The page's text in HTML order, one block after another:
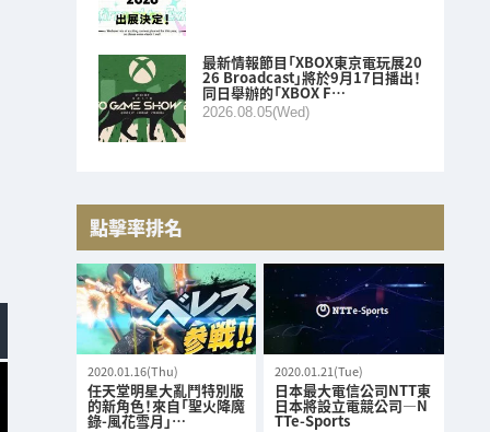
最新情報節目「XBOX東京電玩展20
26 Broadcast」將於9月17日播出！
同日舉辦的「XBOX F…
2026.08.05(Wed)
點擊率排名
2020.01.16(Thu)
任天堂明星大亂鬥特別版
的新角色！來自「聖火降魔
錄-風花雪月」…
2020.01.21(Tue)
日本最大電信公司NTT東
日本將設立電競公司—N
TTe-Sports